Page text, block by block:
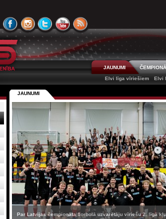
JAUNUMI
Elvi līga vīriešiem
Elvi
JAUNUMI
Par Latvijas čempionāta florbolā uzvarētāju vīriešu 2. līgā